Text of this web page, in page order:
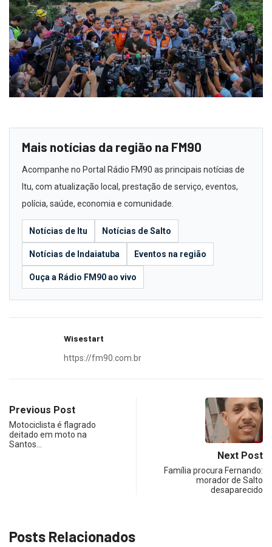
Mais notícias da região na FM90
Acompanhe no Portal Rádio FM90 as principais notícias de
Itu, com atualização local, prestação de serviço, eventos,
polícia, saúde, economia e comunidade.
Notícias de Itu Notícias de Salto
Notícias de Indaiatuba Eventos na região
Ouça a Rádio FM90 ao vivo
Wisestart
https://fm90.com.br
Previous Post
Motociclista é flagrado
deitado em moto na
Santos…
Next Post
Família procura Fernando:
morador de Salto
desaparecido
Posts Relacionados